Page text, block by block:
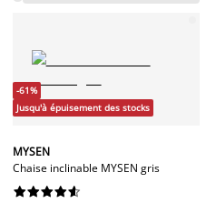
-61%
Jusqu'à épuisement des stocks
MYSEN
Chaise inclinable MYSEN gris





